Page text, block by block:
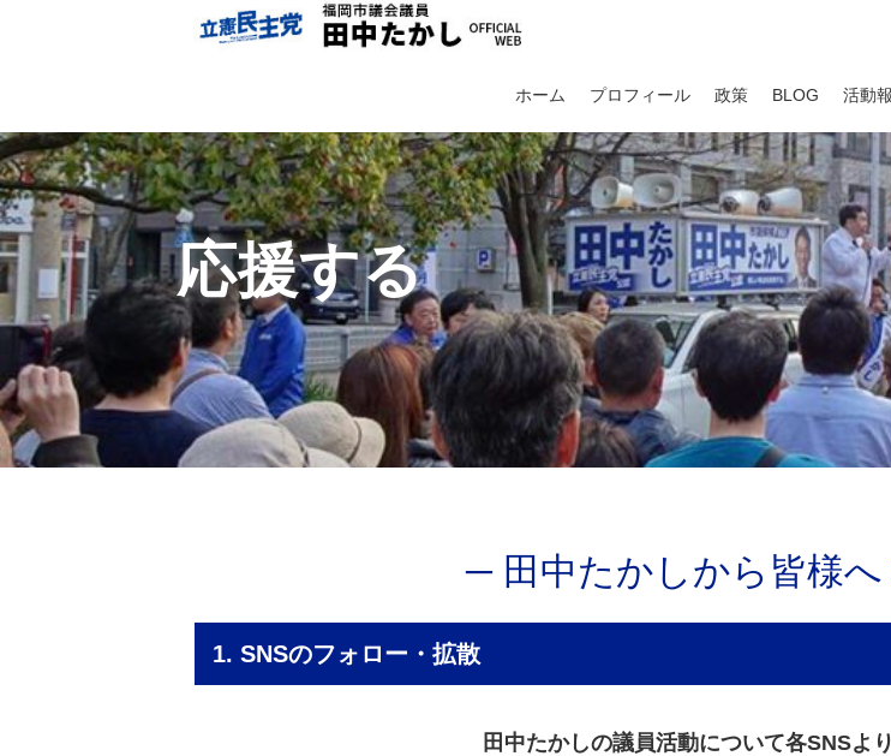
ホーム プロフィール 政策 BLOG 活動
応援する
─ 田中たかしから皆様
1. SNSのフォロー・拡散
田中たかしの議員活動について各SNSよ